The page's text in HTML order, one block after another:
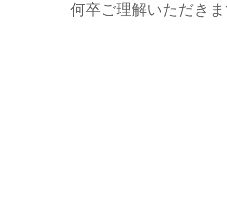
何卒ご理解いただき